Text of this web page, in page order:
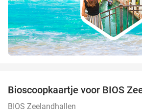
Bioscoopkaartje voor BIOS
BIOS Zeelandhallen